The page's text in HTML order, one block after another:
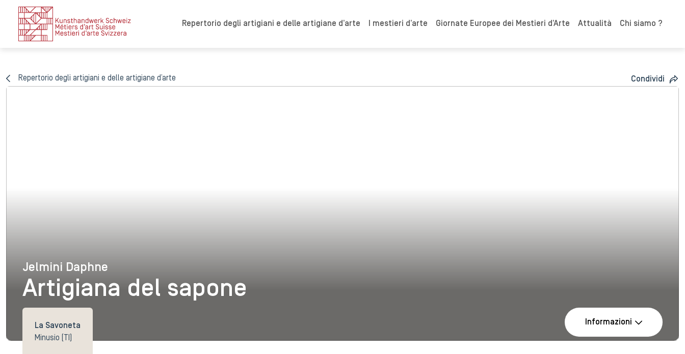
Repertorio degli artigiani e delle artigiane d’arte I mestieri d’arte Giornate Europee dei Mestieri d’Arte Attualità Chi siamo ?
Repertorio degli artigiani e delle artigiane d’arte Condividi
Jelmini Daphne
Jelmini Daphne
Artigiana del sapone
La Savoneta
Minusio (TI)
Informazioni